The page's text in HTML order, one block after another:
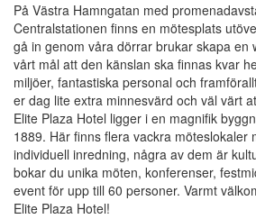
På Västra Hamngatan med
Centralstationen finns en mötesplats
gå in genom våra dörrar brukar skapa en
vårt mål att den känslan ska finnas kvar
miljöer, fantastiska personal och
er dag lite extra minnesvärd och väl värt
Elite Plaza Hotel ligger i en magnifik
1889. Här finns flera vackra möteslokaler
individuell inredning, några av dem är
bokar du unika möten, konferenser,
event för upp till 60 personer. Varmt
Elite Plaza Hotel!‎